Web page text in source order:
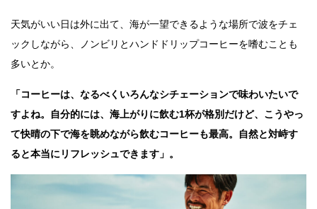
天気がいい日は外に出て、海が一望できるような場所で波をチェ
ックしながら、ノンビリとハンドドリップコーヒーを嗜むことも
多いとか。
「コーヒーは、なるべくいろんなシチェーションで味わいたいで
すよね。自分的には、海上がりに飲む1杯が格別だけど、こうやっ
て快晴の下で海を眺めながら飲むコーヒーも最高。自然と対峙す
ると本当にリフレッシュできます」。